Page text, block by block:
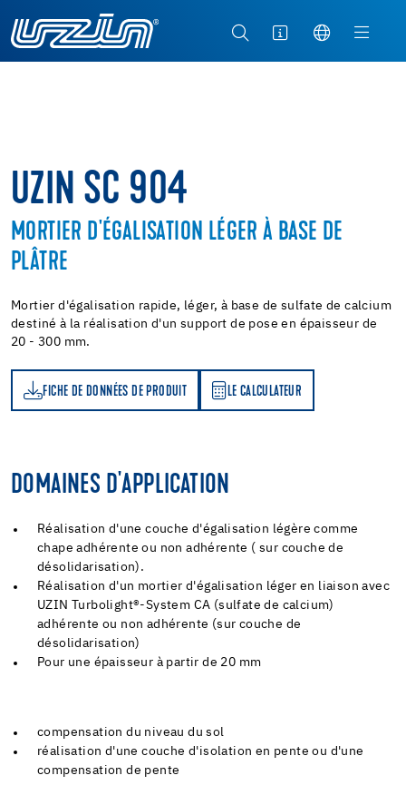
UZIN SC 904
MORTIER D'ÉGALISATION LÉGER À BASE DE
PLÂTRE
Mortier d'égalisation rapide, léger, à base de sulfate de calcium
destiné à la réalisation d'un support de pose en épaisseur de
20 - 300 mm.
FICHE DE DONNÉES DE PRODUIT LE CALCULATEUR
LE CALCULATEUR
DOMAINES D'APPLICATION
Réalisation d'une couche d'égalisation légère comme
chape adhérente ou non adhérente ( sur couche de
désolidarisation).
Réalisation d'un mortier d'égalisation léger en liaison avec
UZIN Turbolight®-System CA (sulfate de calcium)
adhérente ou non adhérente (sur couche de
désolidarisation)
Pour une épaisseur à partir de 20 mm
compensation du niveau du sol
réalisation d'une couche d'isolation en pente ou d'une
compensation de pente